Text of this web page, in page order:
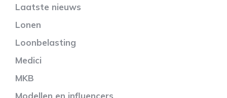
Laatste nieuws
Lonen
Loonbelasting
Medici
MKB
Modellen en influencers